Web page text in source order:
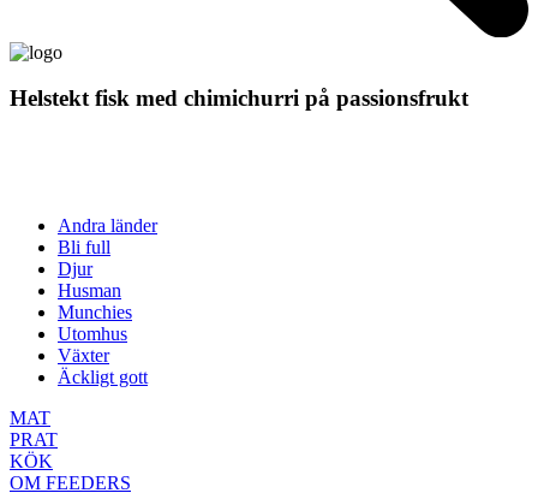
Helstekt fisk med chimichurri på passionsfrukt
Andra länder
Bli full
Djur
Husman
Munchies
Utomhus
Växter
Äckligt gott
MAT
PRAT
KÖK
OM FEEDERS